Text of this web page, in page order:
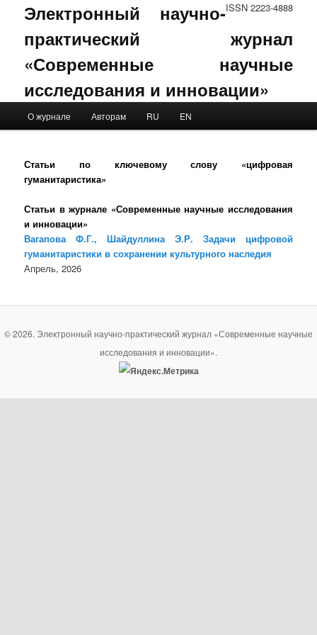
ISSN 2223-4888
Электронный научно-
практический журнал
«Современные научные
исследования и инновации»
Skip to primary content
Skip to secondary content
О журнале Авторам RU EN
Статьи по ключевому слову «цифровая
гуманитаристика»
Статьи в журнале «Современные научные исследования
и инновации»
Вагапова Ф.Г., Шайдуллина Э.Р. Задачи цифровой
гуманитаристики в сохранении культурного наследия
Апрель, 2026
© 2026. Электронный научно-практический журнал «Современные научные
исследования и инновации».